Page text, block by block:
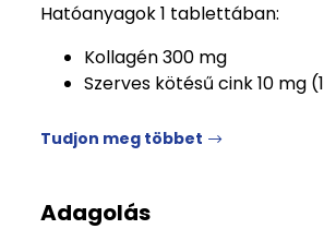
Hatóanyagok 1 tablettában:
Kollagén 300 mg
Szerves kötésű cink 10 mg
Tudjon meg többet
Adagolás